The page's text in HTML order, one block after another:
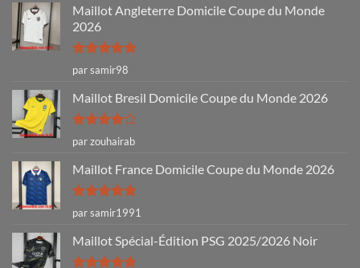
Maillot Angleterre Domicile Coupe du Monde
2026
Note5sur
5
par samir98
Maillot Bresil Domicile Coupe du Monde 2026
Note4
sur 5
par zouhairab
Maillot France Domicile Coupe du Monde 2026
Note5sur
5
par samir1991
Maillot Spécial-Édition PSG 2025/2026 Noir